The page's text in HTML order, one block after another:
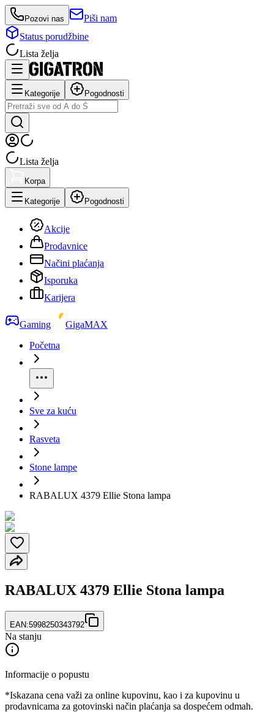
Pozovi nas
Piši nam
Status porudžbine
Lista želja
Kategorije Pogodnosti
Lista želja
Korpa
Kategorije Pogodnosti
Akcije
Prodavnice
Načini plaćanja
Isporuka
Karijera
Gaming
GigaMAX
Početna
Sve za kuću
Rasveta
Stone lampe
RABALUX 4379 Ellie Stona lampa
RABALUX 4379 Ellie Stona lampa
EAN:5998250343792
Na stanju
Informacije o popustu
*Iskazana cena važi za online kupovinu, kao i za kupovinu u
prodavnicama za gotovinski način plaćanja sa dospećem odmah.